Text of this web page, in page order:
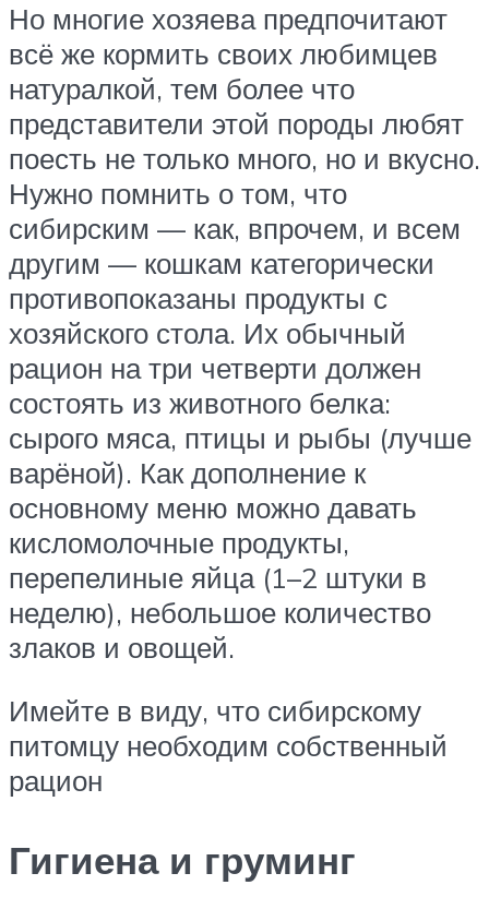
Но многие хозяева предпочитают
всё же кормить своих любимцев
натуралкой, тем более что
представители этой породы любят
поесть не только много, но и вкусно.
Нужно помнить о том, что
сибирским — как, впрочем, и всем
другим — кошкам категорически
противопоказаны продукты с
хозяйского стола. Их обычный
рацион на три четверти должен
состоять из животного белка:
сырого мяса, птицы и рыбы (лучше
варёной). Как дополнение к
основному меню можно давать
кисломолочные продукты,
перепелиные яйца (1–2 штуки в
неделю), небольшое количество
злаков и овощей.
Имейте в виду, что сибирскому
питомцу необходим собственный
рацион
Гигиена и груминг